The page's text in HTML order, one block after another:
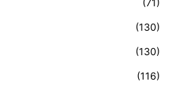
(71)
(130)
(130)
(116)